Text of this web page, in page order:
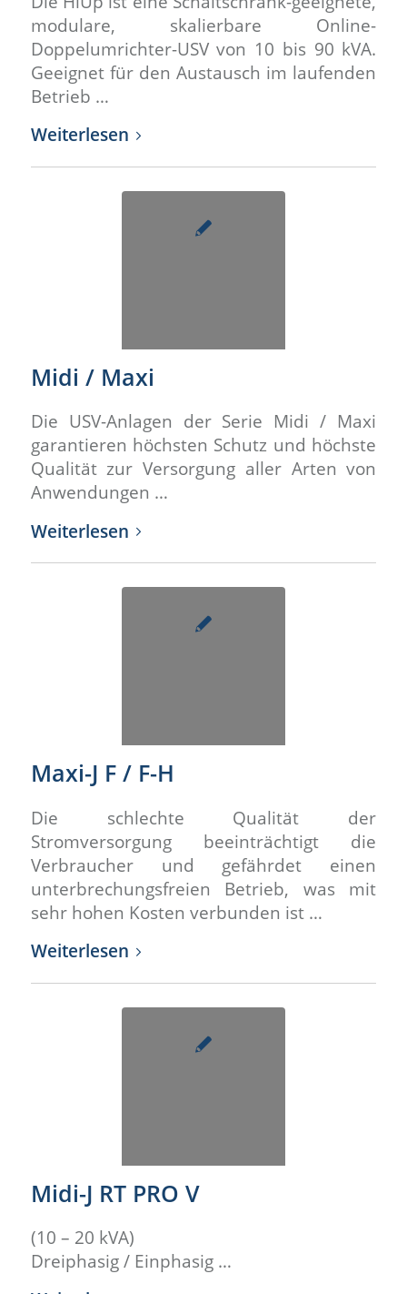
modulare, skalierbare Online-
Doppelumrichter-USV von 10 bis 90 kVA.
Geeignet für den Austausch im laufenden
Betrieb …
Weiterlesen
Midi / Maxi
Die USV-Anlagen der Serie Midi / Maxi
garantieren höchsten Schutz und höchste
Qualität zur Versorgung aller Arten von
Anwendungen …
Weiterlesen
Maxi-J F / F-H
Die schlechte Qualität der
Stromversorgung beeinträchtigt die
Verbraucher und gefährdet einen
unterbrechungsfreien Betrieb, was mit
sehr hohen Kosten verbunden ist …
Weiterlesen
Midi-J RT PRO V
(10 – 20 kVA)
Dreiphasig / Einphasig …